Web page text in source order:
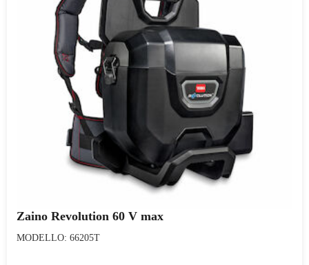
Zaino Revolution 60 V max
MODELLO: 66205T